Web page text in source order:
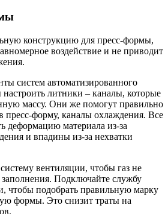
конструкцию для пресс-формы,
воздействие и не приводит
систем автоматизированного
литники – каналы, которые
массу. Они же помогут правильно
пресс-форму, каналы охлаждения. Все
деформацию материала из-за
и впадины из-за нехватки
вентиляции, чтобы газ не
Подключайте службу
чтобы подобрать правильную марку
формы. Это снизит траты на